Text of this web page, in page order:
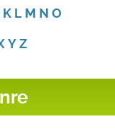
K L M N O
Y Z